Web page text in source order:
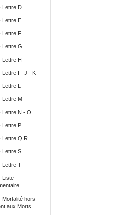
Lettre D
Lettre E
Lettre F
Lettre G
Lettre H
Lettre I - J - K
L
Lettre M
Lettre N - O
Lettre P
Lettre Q R
Lettre S
Lettre T
Liste
Mortalité hors
aux Morts